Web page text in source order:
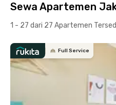
Sewa Apartemen
1 - 27 dari 27 Apartemen
Full Service